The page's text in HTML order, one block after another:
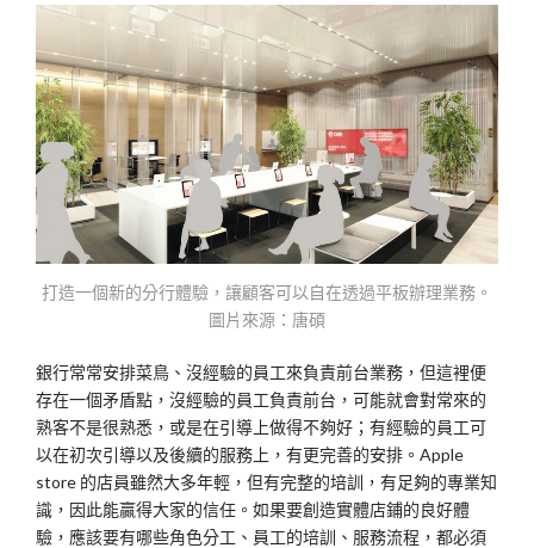
打造一個新的分行體驗，讓顧客可以自在透過平板辦理業務。
圖片來源：唐碩
銀行常常安排菜鳥、沒經驗的員工來負責前台業務，但這裡便
存在一個矛盾點，沒經驗的員工負責前台，可能就會對常來的
熟客不是很熟悉，或是在引導上做得不夠好；有經驗的員工可
以在初次引導以及後續的服務上，有更完善的安排。Apple
store 的店員雖然大多年輕，但有完整的培訓，有足夠的專業知
識，因此能贏得大家的信任。如果要創造實體店鋪的良好體
驗，應該要有哪些角色分工、員工的培訓、服務流程，都必須